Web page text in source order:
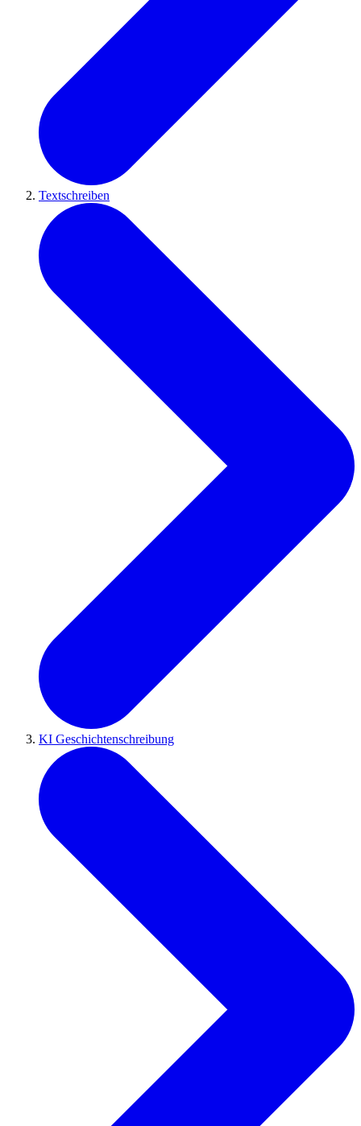
Textschreiben
KI Geschichtenschreibung